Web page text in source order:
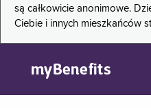
są całkowicie anonimowe.
Ciebie i innych mieszkańców
myBenefits